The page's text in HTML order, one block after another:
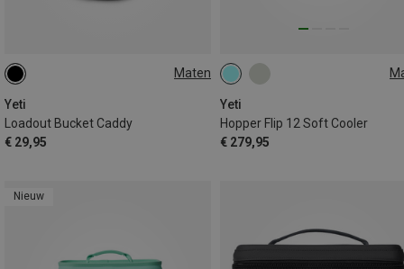
Maten
Yeti
Loadout Bucket Caddy
€ 29,95
ONE SIZE
Yeti
Hopper Flip 12 Soft Cooler
€ 279,95
12L
Nieuw